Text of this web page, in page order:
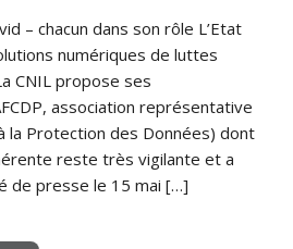
– chacun dans son rôle L’Etat
numériques de luttes
CNIL propose ses
association représentative
la Protection des Données) dont
reste très vigilante et a
de presse le 15 mai […]